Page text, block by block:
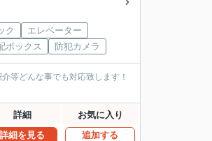
ク
エレベーター
ボックス 防犯カメラ
等どんな事でも対応致します！
詳細 お気に入り
詳細を見る 追加する